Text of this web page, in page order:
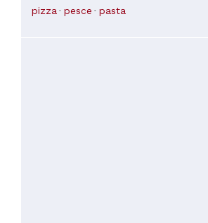
quattro primi piatti 3 rimangono quasi intatti, almeno
,fatti una domanda e datti una
pizza pesce pasta